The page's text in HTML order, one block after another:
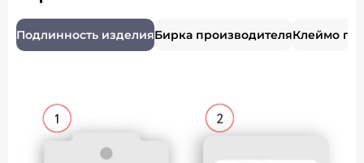
Подлинность изделияБирка производителяКлеймо